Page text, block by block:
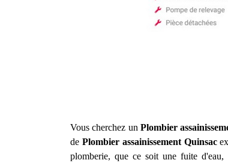
Vous cherchez un Plombier
de Plombier assainissement Quinsac
plomberie, que ce soit une fuite